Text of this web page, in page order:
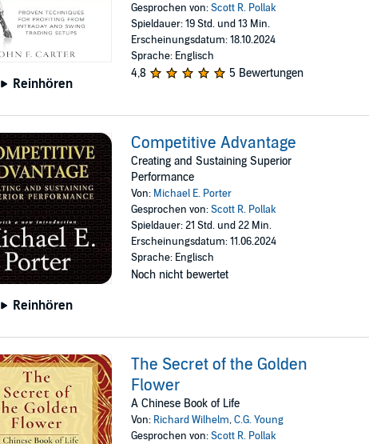
Reinhören
Gesprochen von:Scott R. Pollak
Spieldauer: 19 Std. und 13 Min.
Erscheinungsdatum: 18.10.2024
Sprache: Englisch
4,8 5 Bewertungen
Reinhören
Competitive Advantage
Creating and Sustaining Superior
Performance
Von: Michael E. Porter
Gesprochen von:Scott R. Pollak
Spieldauer: 21 Std. und 22 Min.
Erscheinungsdatum: 11.06.2024
Sprache: Englisch
Noch nicht bewertet
The Secret of the Golden
Flower
A Chinese Book of Life
Von: Richard Wilhelm,C.G. Young
Gesprochen von:Scott R. Pollak